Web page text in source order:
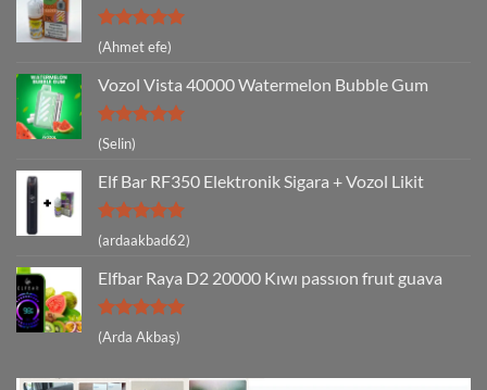
5 üzerinden
5
(Ahmet efe)
Vozol Vista 40000 Watermelon Bubble Gum
5 üzerinden
5
oy aldı
(Selin)
Elf Bar RF350 Elektronik Sigara + Vozol Likit
5 üzerinden
5
(ardaakbad62)
Elfbar Raya D2 20000 Kıwı passıon fruıt guava
5 üzerinden
5
(Arda Akbaş)